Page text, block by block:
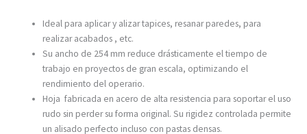
Ideal para aplicar y alizar tapices, resanar paredes, para
realizar acabados , etc.
Su ancho de 254 mm reduce drásticamente el tiempo de
trabajo en proyectos de gran escala, optimizando el
rendimiento del operario.
Hoja fabricada en acero de alta resistencia para soportar el uso
rudo sin perder su forma original. Su rigidez controlada permite
un alisado perfecto incluso con pastas densas.